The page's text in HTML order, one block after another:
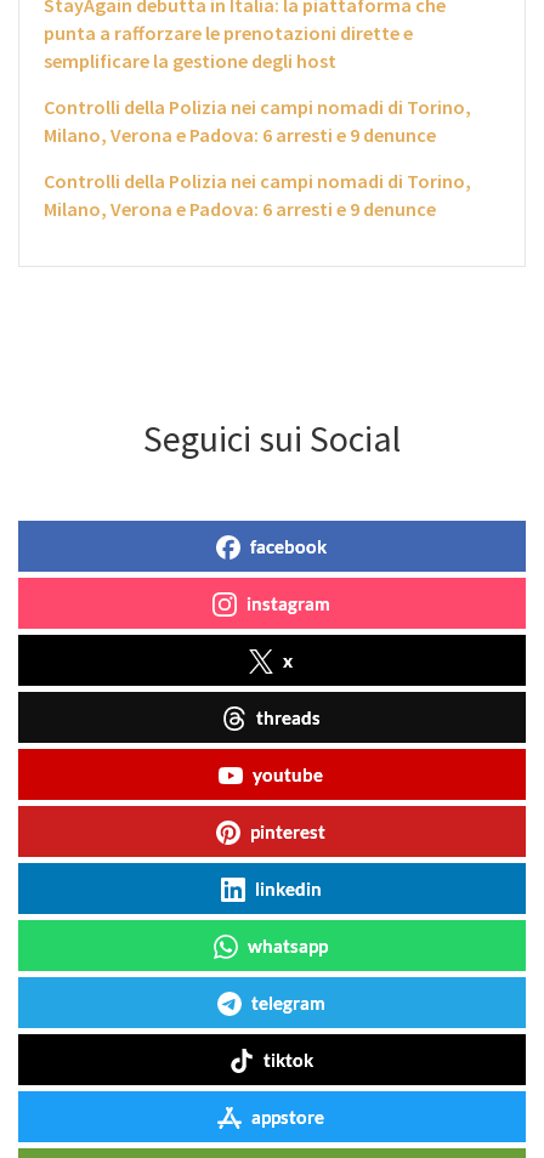
StayAgain debutta in Italia: la piattaforma che
punta a rafforzare le prenotazioni dirette e
semplificare la gestione degli host
Controlli della Polizia nei campi nomadi di Torino,
Milano, Verona e Padova: 6 arresti e 9 denunce
Controlli della Polizia nei campi nomadi di Torino,
Milano, Verona e Padova: 6 arresti e 9 denunce
Seguici sui Social
facebook
instagram
x
threads
youtube
pinterest
linkedin
whatsapp
telegram
tiktok
appstore